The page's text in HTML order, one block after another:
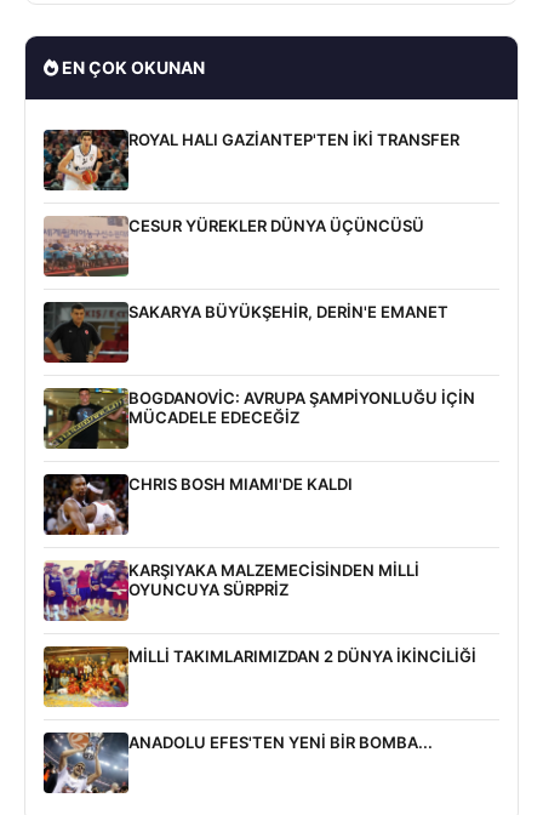
EN ÇOK OKUNAN
ROYAL HALI GAZİANTEP'TEN İKİ TRANSFER
CESUR YÜREKLER DÜNYA ÜÇÜNCÜSÜ
SAKARYA BÜYÜKŞEHİR, DERİN'E EMANET
BOGDANOVİC: AVRUPA ŞAMPİYONLUĞU İÇİN
MÜCADELE EDECEĞİZ
CHRIS BOSH MIAMI'DE KALDI
KARŞIYAKA MALZEMECİSİNDEN MİLLİ
OYUNCUYA SÜRPRİZ
MİLLİ TAKIMLARIMIZDAN 2 DÜNYA İKİNCİLİĞİ
ANADOLU EFES'TEN YENİ BİR BOMBA...